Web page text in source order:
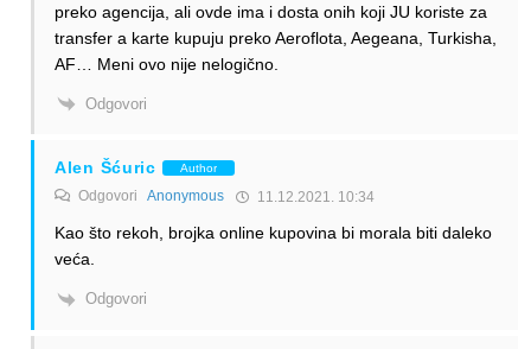
preko agencija, ali ovde ima i dosta onih koji JU koriste za
transfer a karte kupuju preko Aeroflota, Aegeana, Turkisha,
AF… Meni ovo nije nelogično.
Odgovori
Alen Šćuric Author
Odgovori Anonymous 11.12.2021. 10:34
Kao što rekoh, brojka online kupovina bi morala biti daleko
veća.
Odgovori